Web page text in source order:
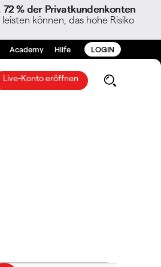
72 % der Privatkundenkonten
können, das hohe Risiko
Academy Hilfe LOGIN
Live-Konto eröffnen